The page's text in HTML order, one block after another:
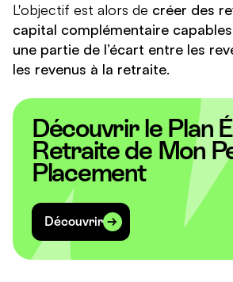
L'objectif est alors de créer des
capital complémentaire
une partie de l’écart entre les
les revenus à la retraite.
Découvrir le Plan
Retraite de Mon
Placement
Découvrir